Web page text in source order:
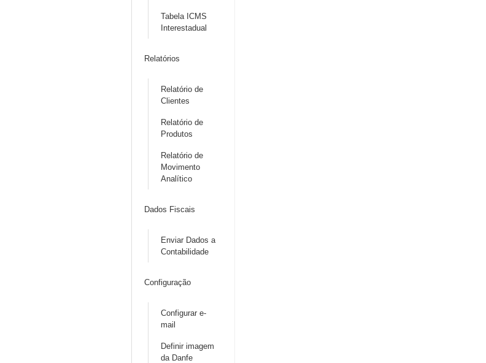
Tabela ICMS
Interestadual
Relatórios
Relatório de
Clientes
Relatório de
Produtos
Relatório de
Movimento
Analítico
Dados Fiscais
Enviar Dados a
Contabilidade
Configuração
Configurar e-
mail
Definir imagem
da Danfe